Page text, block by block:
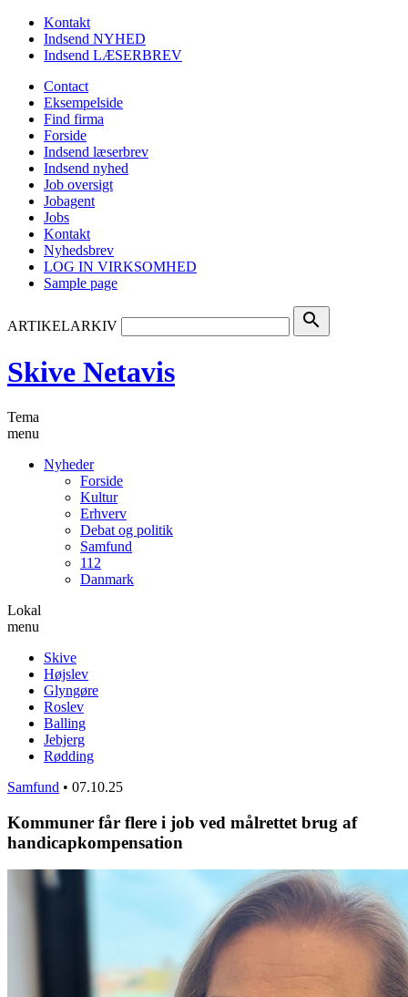
Kontakt
Indsend NYHED
Indsend LÆSERBREV
Contact
Eksempelside
Find firma
Forside
Indsend læserbrev
Indsend nyhed
Job oversigt
Jobagent
Jobs
Kontakt
Nyhedsbrev
LOG IN VIRKSOMHED
Sample page
ARTIKELARKIV search
Skive Netavis
Tema
menu
Nyheder
Forside
Kultur
Erhverv
Debat og politik
Samfund
112
Danmark
Lokal
menu
Skive
Højslev
Glyngøre
Roslev
Balling
Jebjerg
Rødding
Samfund • 07.10.25
Kommuner får flere i job ved målrettet brug af
handicapkompensation